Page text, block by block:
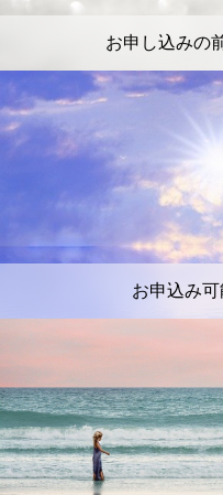
お申し込みの
お申込み